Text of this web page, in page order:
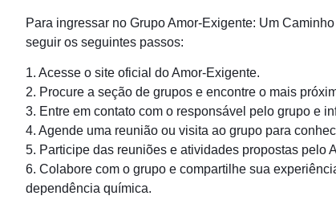
Para ingressar no Grupo Amor-Exigente: Um
seguir os seguintes passos:
1. Acesse o site oficial do Amor-Exigente.
2. Procure a seção de grupos e encontre o mais
3. Entre em contato com o responsável pelo grupo e
4. Agende uma reunião ou visita ao grupo para
5. Participe das reuniões e atividades propostas pelo
6. Colabore com o grupo e compartilhe sua
dependência química.